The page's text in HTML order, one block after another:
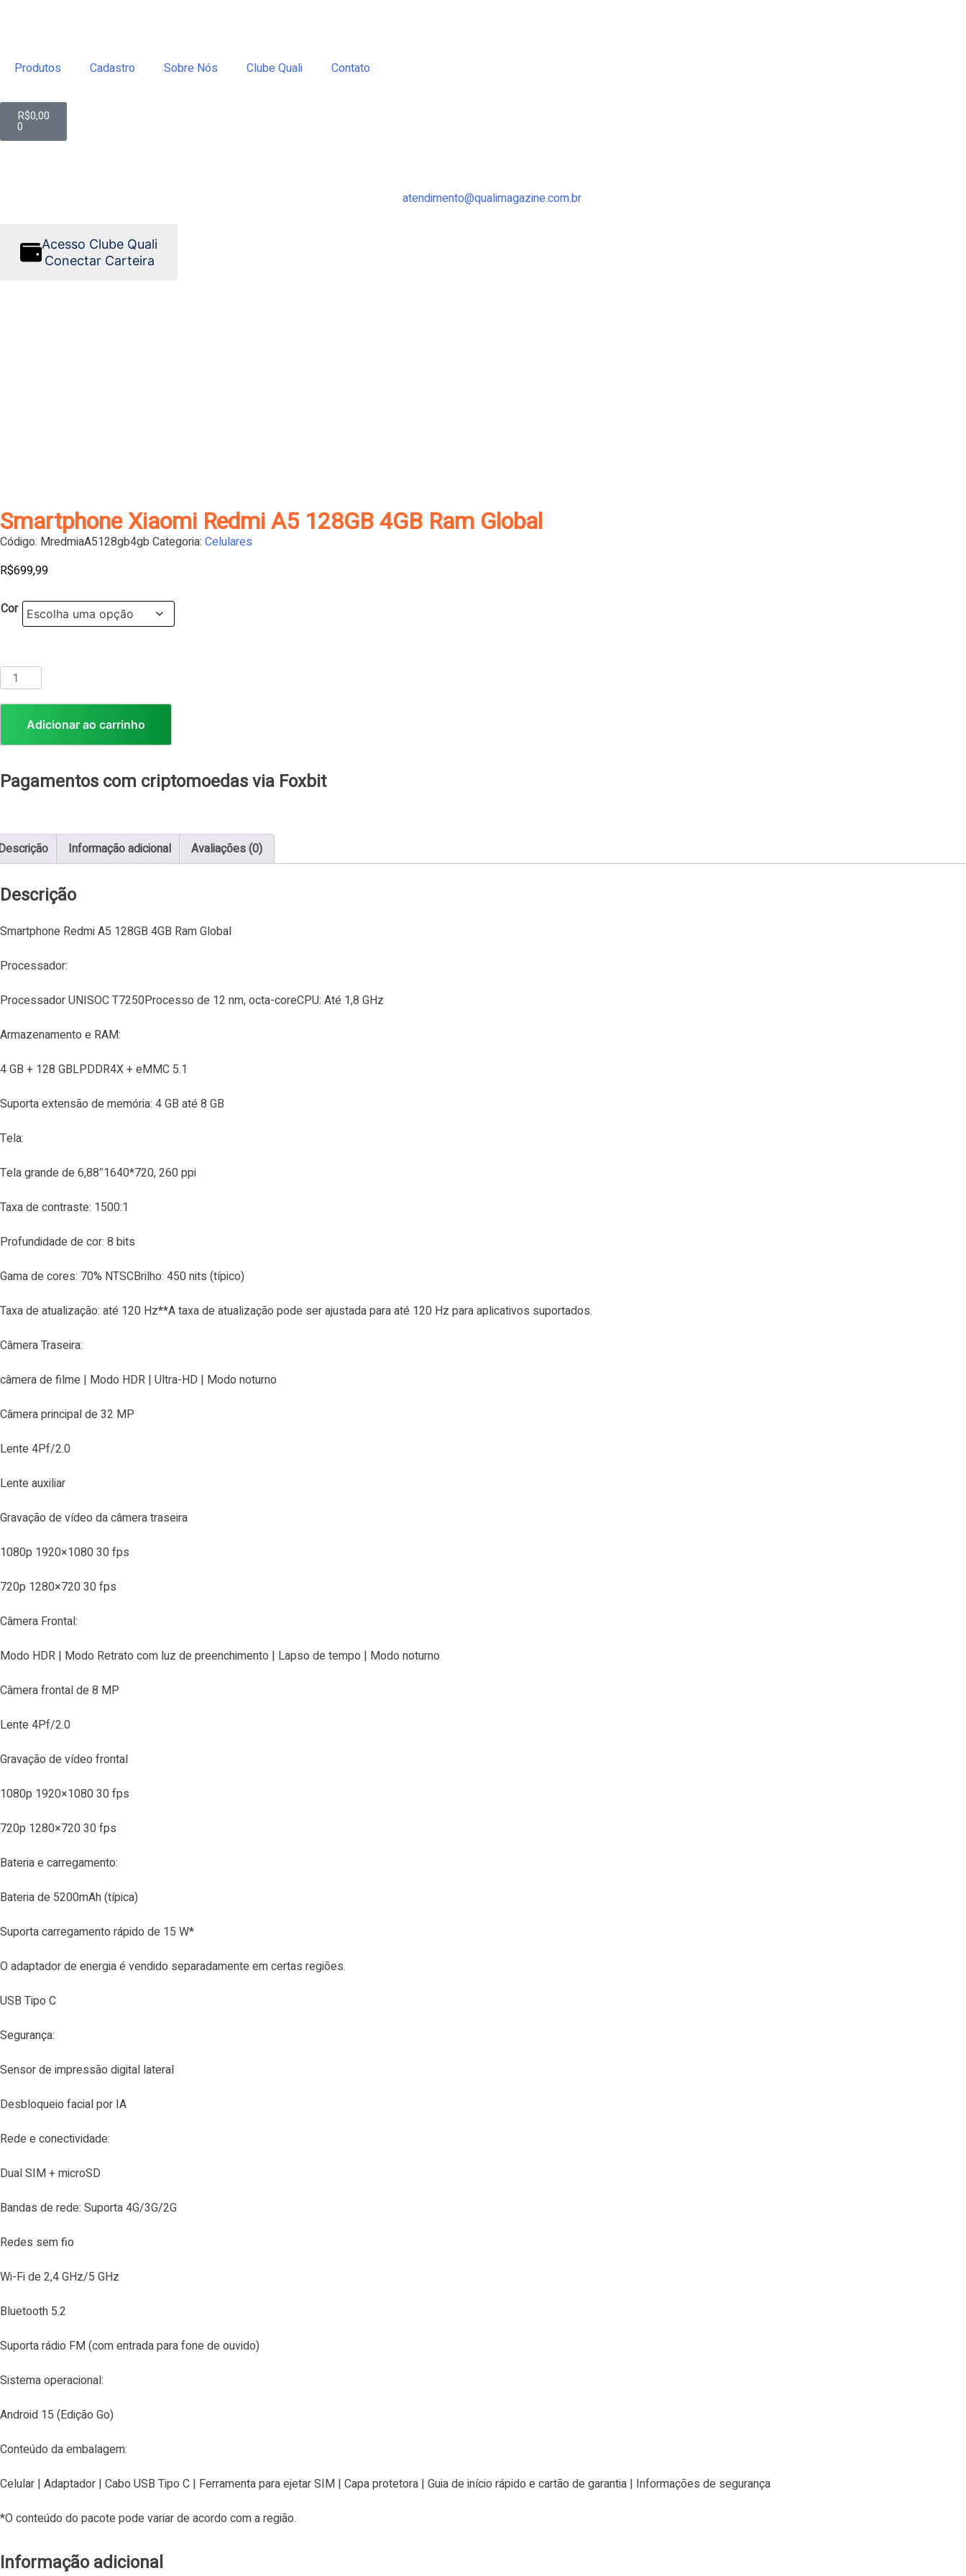
Produtos Cadastro Sobre Nós Clube Quali Contato
R$0,00
0
atendimento@qualimagazine.com.br
Acesso Clube Quali
Conectar Carteira
Smartphone Xiaomi Redmi A5 128GB 4GB Ram Global
Código: MredmiaA5128gb4gb Categoria: Celulares
R$699,99
Cor
Adicionar ao carrinho
Pagamentos com criptomoedas via Foxbit
Informação adicional Avaliações (0)
Descrição
Smartphone Redmi A5 128GB 4GB Ram Global
Processador:
Processador UNISOC T7250Processo de 12 nm, octa-coreCPU: Até 1,8 GHz
Armazenamento e RAM:
4 GB + 128 GBLPDDR4X + eMMC 5.1
Suporta extensão de memória: 4 GB até 8 GB
Tela:
Tela grande de 6,88″1640*720, 260 ppi
Taxa de contraste: 1500:1
Profundidade de cor: 8 bits
Gama de cores: 70% NTSCBrilho: 450 nits (típico)
Taxa de atualização: até 120 Hz**A taxa de atualização pode ser ajustada para até 120 Hz para aplicativos suportados.
Câmera Traseira:
câmera de filme | Modo HDR | Ultra-HD | Modo noturno
Câmera principal de 32 MP
Lente 4Pf/2.0
Lente auxiliar
Gravação de vídeo da câmera traseira
1080p 1920×1080 30 fps
720p 1280×720 30 fps
Câmera Frontal:
Modo HDR | Modo Retrato com luz de preenchimento | Lapso de tempo | Modo noturno
Câmera frontal de 8 MP
Lente 4Pf/2.0
Gravação de vídeo frontal
1080p 1920×1080 30 fps
720p 1280×720 30 fps
Bateria e carregamento:
Bateria de 5200mAh (típica)
Suporta carregamento rápido de 15 W*
O adaptador de energia é vendido separadamente em certas regiões.
USB Tipo C
Segurança:
Sensor de impressão digital lateral
Desbloqueio facial por IA
Rede e conectividade:
Dual SIM + microSD
Bandas de rede: Suporta 4G/3G/2G
Redes sem fio
Wi-Fi de 2,4 GHz/5 GHz
Bluetooth 5.2
Suporta rádio FM (com entrada para fone de ouvido)
Sistema operacional:
Android 15 (Edição Go)
Conteúdo da embalagem:
Celular | Adaptador | Cabo USB Tipo C | Ferramenta para ejetar SIM | Capa protetora | Guia de início rápido e cartão de garantia | Informações de segurança
*O conteúdo do pacote pode variar de acordo com a região.
Informação adicional